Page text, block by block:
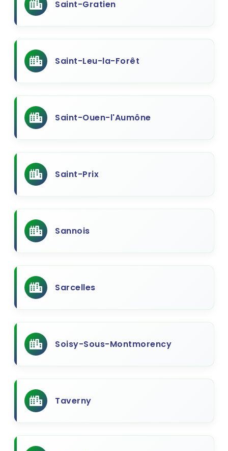
Saint-Gratien
Saint-Leu-la-Forêt
Saint-Ouen-l'Aumône
Saint-Prix
Sannois
Sarcelles
Soisy-Sous-Montmorency
Taverny